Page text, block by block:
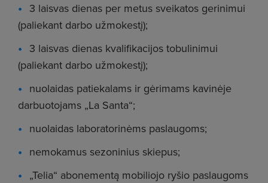
3 laisvas dienas per metus sveikatos gerinimui
(paliekant darbo užmokestį);
3 laisvas dienas kvalifikacijos tobulinimui
(paliekant darbo užmokestį);
nuolaidas patiekalams ir gėrimams kavinėje
darbuotojams „La Santa“;
nuolaidas laboratorinėms paslaugoms;
nemokamus sezoninius skiepus;
„Telia“ abonementą mobiliojo ryšio paslaugoms